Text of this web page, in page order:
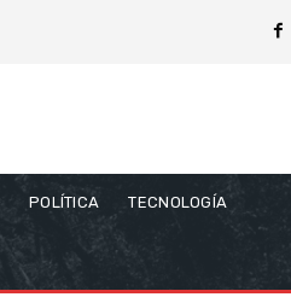
POLÍTICA TECNOLOGÍA